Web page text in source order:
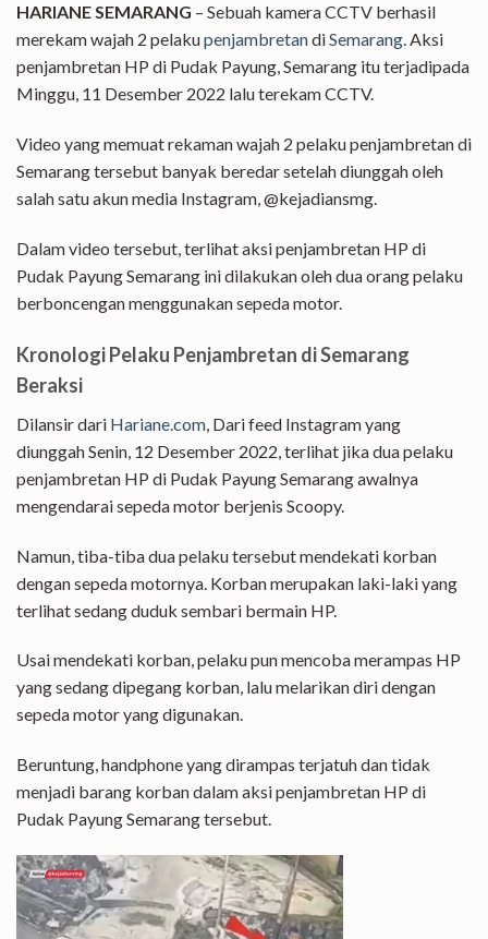
HARIANE SEMARANG – Sebuah kamera CCTV berhasil
merekam wajah 2 pelakupenjambretandiSemarang. Aksi
penjambretan HP di Pudak Payung, Semarang itu terjadipada
Minggu, 11 Desember 2022 lalu terekam CCTV.
Video yang memuat rekaman wajah 2 pelaku penjambretan di
Semarang tersebut banyak beredar setelah diunggah oleh
salah satu akun media Instagram, @kejadiansmg.
Dalam video tersebut, terlihat aksi penjambretan HP di
Pudak Payung Semarang ini dilakukan oleh dua orang pelaku
berboncengan menggunakan sepeda motor.
Kronologi Pelaku Penjambretan di Semarang
Beraksi
Dilansir dari Hariane.com , Dari feed Instagram yang
diunggah Senin, 12 Desember 2022, terlihat jika dua pelaku
penjambretan HP di Pudak Payung Semarang awalnya
mengendarai sepeda motor berjenis Scoopy.
Namun, tiba-tiba dua pelaku tersebut mendekati korban
dengan sepeda motornya. Korban merupakan laki-laki yang
terlihat sedang duduk sembari bermain HP.
Usai mendekati korban, pelaku pun mencoba merampas HP
yang sedang dipegang korban, lalu melarikan diri dengan
sepeda motor yang digunakan.
Beruntung, handphone yang dirampas terjatuh dan tidak
menjadi barang korban dalam aksi penjambretan HP di
Pudak Payung Semarang tersebut.